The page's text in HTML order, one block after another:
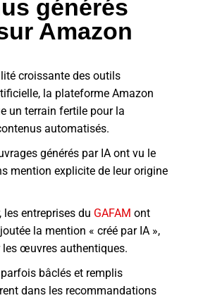
générés
Amazon
croissante des outils
la plateforme Amazon
un terrain fertile pour la
automatisés.
générés par IA ont vu le
mention explicite de leur origine
les entreprises du GAFAM ont
la mention « créé par IA »,
les œuvres authentiques.
bâclés et remplis
dans les recommandations